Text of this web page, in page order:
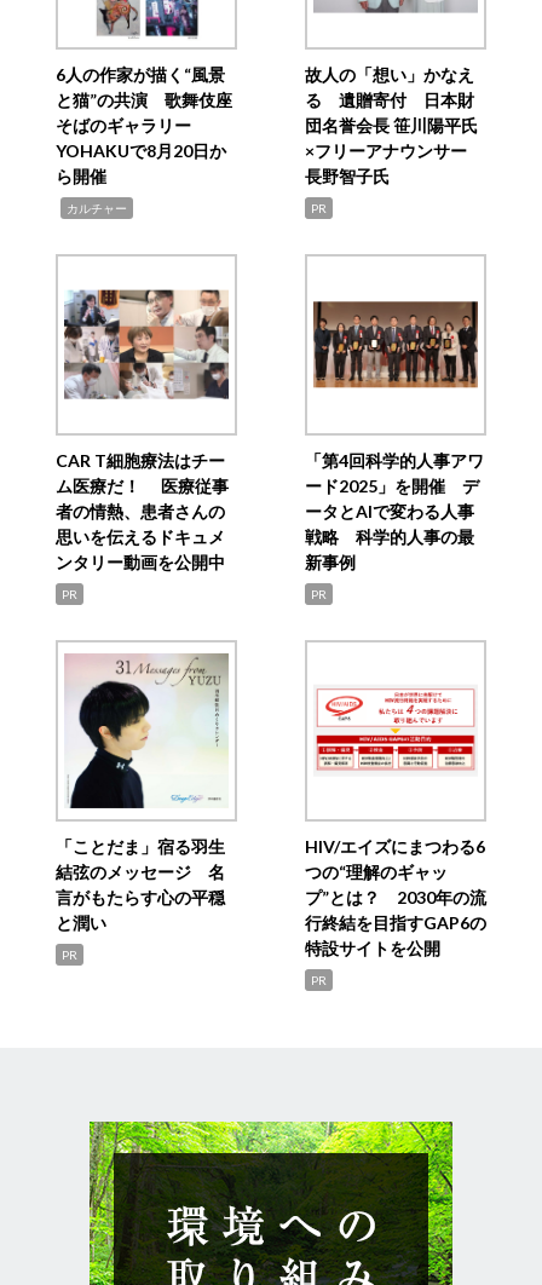
6人の作家が描く“風景
と猫”の共演 歌舞伎座
そばのギャラリー
YOHAKUで8月20日か
ら開催
カルチャー
故人の「想い」かなえ
る 遺贈寄付 日本財
団名誉会長 笹川陽平氏
×フリーアナウンサー
長野智子氏
PR
CAR T細胞療法はチー
ム医療だ！ 医療従事
者の情熱、患者さんの
思いを伝えるドキュメ
ンタリー動画を公開中
PR
「第4回科学的人事アワ
ード2025」を開催 デ
ータとAIで変わる人事
戦略 科学的人事の最
新事例
PR
「ことだま」宿る羽生
結弦のメッセージ 名
言がもたらす心の平穏
と潤い
PR
HIV/エイズにまつわる6
つの“理解のギャッ
プ”とは？ 2030年の流
行終結を目指すGAP6の
特設サイトを公開
PR